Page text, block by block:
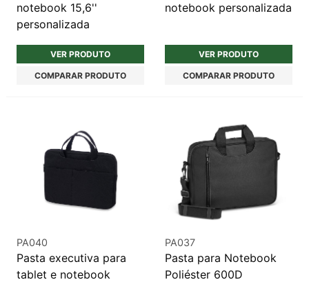
notebook 15,6''
personalizada
VER PRODUTO
COMPARAR PRODUTO
notebook personalizada
VER PRODUTO
COMPARAR PRODUTO
PA040
Pasta executiva para
tablet e notebook
PA037
Pasta para Notebook
Poliéster 600D